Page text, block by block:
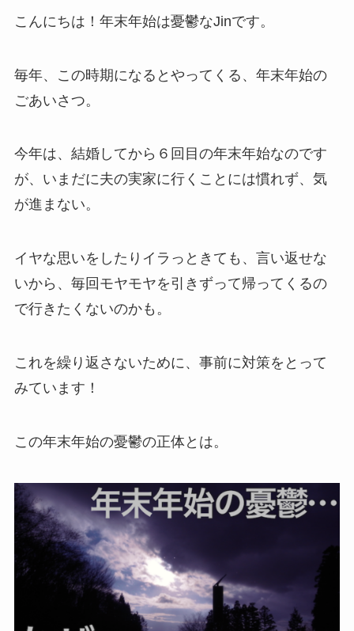
こんにちは！年末年始は憂鬱なJinです。
毎年、この時期になるとやってくる、年末年始の
ごあいさつ。
今年は、結婚してから６回目の年末年始なのです
が、いまだに夫の実家に行くことには慣れず、気
が進まない。
イヤな思いをしたりイラっときても、言い返せな
いから、毎回モヤモヤを引きずって帰ってくるの
で行きたくないのかも。
これを繰り返さないために、事前に対策をとって
みています！
この年末年始の憂鬱の正体とは。